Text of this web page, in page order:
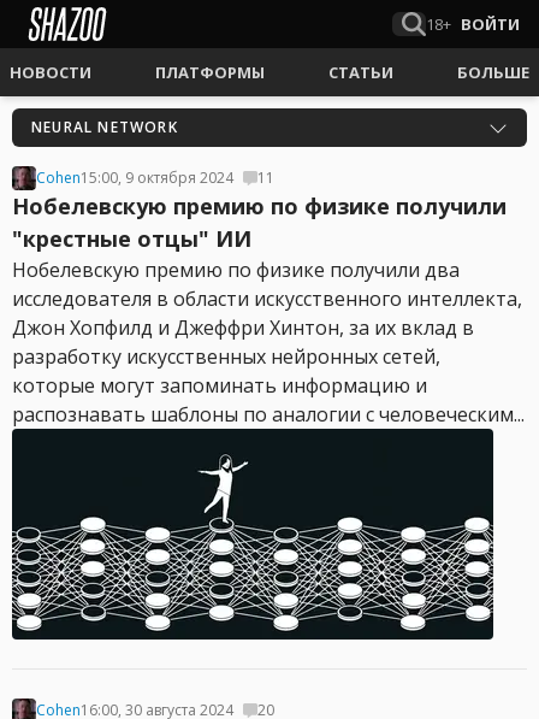
18+ ВОЙТИ
НОВОСТИ ПЛАТФОРМЫ СТАТЬИ БОЛЬШЕ
NEURAL NETWORK
Cohen15:00, 9 октября 2024 11
Нобелевскую премию по физике получили
"крестные отцы" ИИ
Нобелевскую премию по физике получили два
исследователя в области искусственного интеллекта,
Джон Хопфилд и Джеффри Хинтон, за их вклад в
разработку искусственных нейронных сетей,
которые могут запоминать информацию и
распознавать шаблоны по аналогии с человеческим...
Cohen16:00, 30 августа 2024 20